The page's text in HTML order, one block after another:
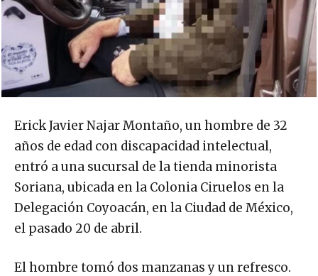
Erick Javier Najar Montaño, un hombre de 32
años de edad con discapacidad intelectual,
entró a una sucursal de la tienda minorista
Soriana, ubicada en la Colonia Ciruelos en la
Delegación Coyoacán, en la Ciudad de México,
el pasado 20 de abril.
El hombre tomó dos manzanas y un refresco.